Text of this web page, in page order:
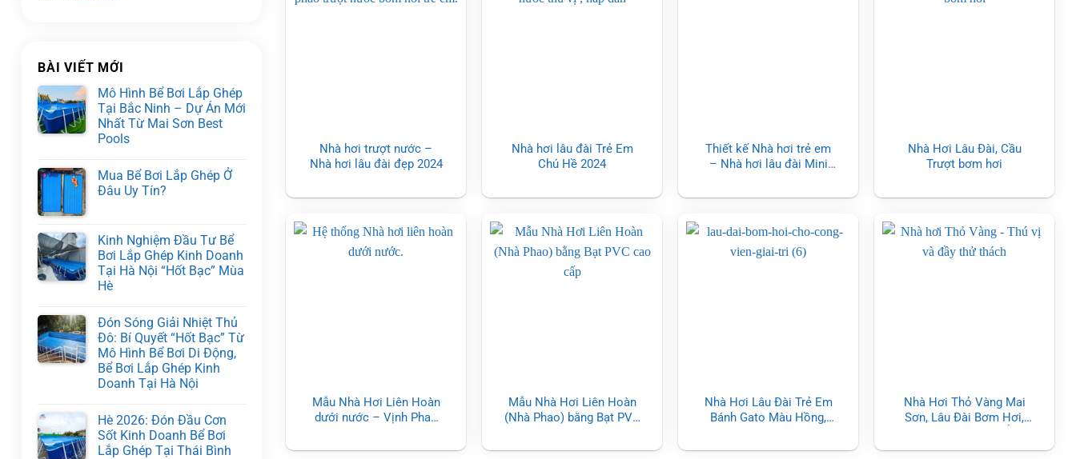
BÀI VIẾT MỚI
Mô Hình Bể Bơi Lắp Ghép
Tại Bắc Ninh – Dự Án Mới
Nhất Từ Mai Sơn Best
Pools
Mua Bể Bơi Lắp Ghép Ở
Đâu Uy Tín?
Kinh Nghiệm Đầu Tư Bể
Bơi Lắp Ghép Kinh Doanh
Tại Hà Nội “Hốt Bạc” Mùa
Hè
Đón Sóng Giải Nhiệt Thủ
Đô: Bí Quyết “Hốt Bạc” Từ
Mô Hình Bể Bơi Di Động,
Bể Bơi Lắp Ghép Kinh
Doanh Tại Hà Nội
Hè 2026: Đón Đầu Cơn
Sốt Kinh Doanh Bể Bơi
Lắp Ghép Tại Thái Bình
Nhà hơi trượt nước –
Nhà hơi lâu đài đẹp 2024
Nhà hơi lâu đài Trẻ Em
Chú Hề 2024
Thiết kế Nhà hơi trẻ em
– Nhà hơi lâu đài Mini
Nhà Hơi Lâu Đài, Cầu
Trượt bơm hơi
Mẫu Nhà Hơi Liên Hoàn
dưới nước – Vịnh Phao
Mẫu Nhà Hơi Liên Hoàn
(Nhà Phao) bằng Bạt PVC
Nhà Hơi Lâu Đài Trẻ Em
Bánh Gato Màu Hồng,
sản xuất theo yêu cầu
Nhà Hơi Thỏ Vàng Mai
Sơn, Lâu Đài Bơm Hơi,
tượng